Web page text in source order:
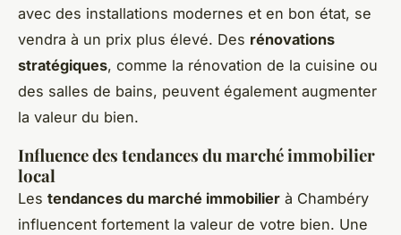
avec des installations modernes et en bon état, se
vendra à un prix plus élevé. Des rénovations
stratégiques, comme la rénovation de la cuisine ou
des salles de bains, peuvent également augmenter
la valeur du bien.
Influence des tendances du marché immobilier
local
Les tendances du marché immobilier à Chambéry
influencent fortement la valeur de votre bien. Une